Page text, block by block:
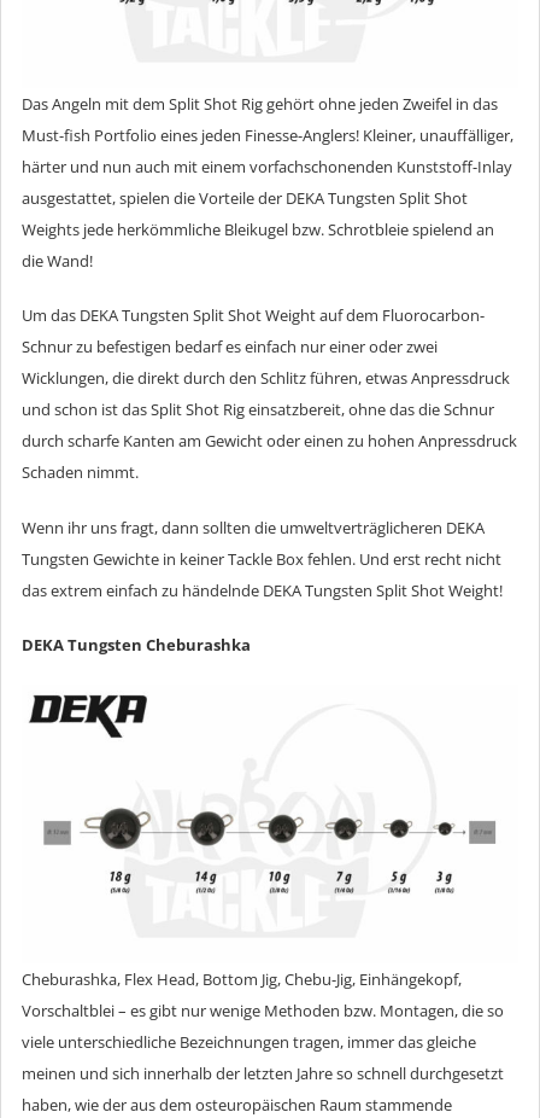
Das Angeln mit dem Split Shot Rig gehört ohne jeden Zweifel in das
Must-fish Portfolio eines jeden Finesse-Anglers! Kleiner, unauffälliger,
härter und nun auch mit einem vorfachschonenden Kunststoff-Inlay
ausgestattet, spielen die Vorteile der DEKA Tungsten Split Shot
Weights jede herkömmliche Bleikugel bzw. Schrotbleie spielend an
die Wand!
Um das DEKA Tungsten Split Shot Weight auf dem Fluorocarbon-
Schnur zu befestigen bedarf es einfach nur einer oder zwei
Wicklungen, die direkt durch den Schlitz führen, etwas Anpressdruck
und schon ist das Split Shot Rig einsatzbereit, ohne das die Schnur
durch scharfe Kanten am Gewicht oder einen zu hohen Anpressdruck
Schaden nimmt.
Wenn ihr uns fragt, dann sollten die umweltverträglicheren DEKA
Tungsten Gewichte in keiner Tackle Box fehlen. Und erst recht nicht
das extrem einfach zu händelnde DEKA Tungsten Split Shot Weight!
DEKA Tungsten Cheburashka
Cheburashka, Flex Head, Bottom Jig, Chebu-Jig, Einhängekopf,
Vorschaltblei – es gibt nur wenige Methoden bzw. Montagen, die so
viele unterschiedliche Bezeichnungen tragen, immer das gleiche
meinen und sich innerhalb der letzten Jahre so schnell durchgesetzt
haben, wie der aus dem osteuropäischen Raum stammende